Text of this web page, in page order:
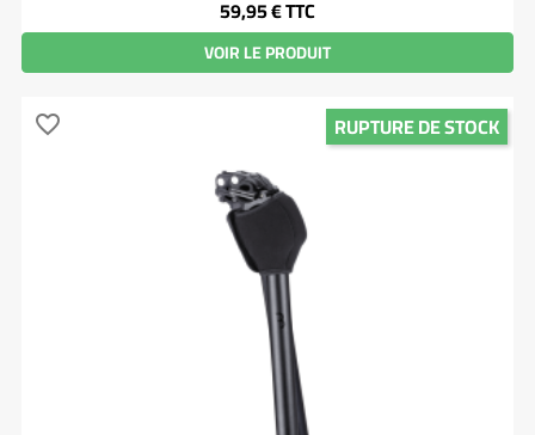
Prix
59,95 €TTC
VOIR LE PRODUIT
RUPTURE DE STOCK
favorite_border